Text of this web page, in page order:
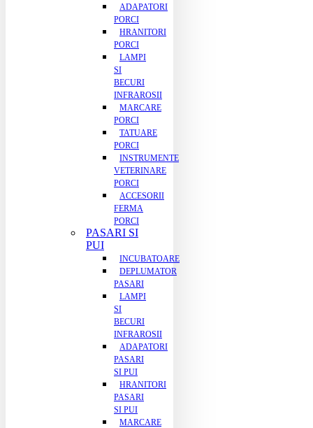
ADAPATORI
PORCI
HRANITORI
PORCI
LAMPI
SI
BECURI
INFRAROSII
MARCARE
PORCI
TATUARE
PORCI
INSTRUMENTE
VETERINARE
PORCI
ACCESORII
FERMA
PORCI
PASARI SI
PUI
INCUBATOARE
DEPLUMATOR
PASARI
LAMPI
SI
BECURI
INFRAROSII
ADAPATORI
PASARI
SI PUI
HRANITORI
PASARI
SI PUI
MARCARE